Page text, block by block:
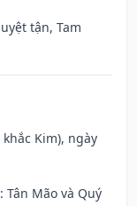
tận, Tam
Kim), ngày
Tân Mão và Quý